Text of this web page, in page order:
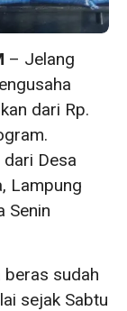
– Jelang
dari Rp.
Desa
Lampung
Senin
beras sudah
sejak Sabtu